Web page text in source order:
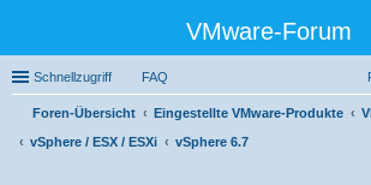
VMware-Forum
Schnellzugriff FAQ
Foren-Übersicht Eingestellte VMware-Produkte
vSphere / ESX / ESXi
vSphere 6.7